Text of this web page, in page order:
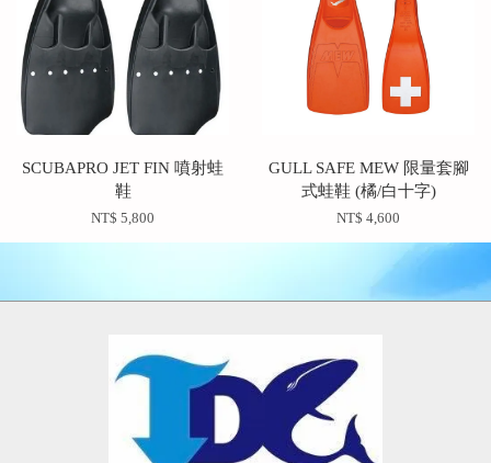
SCUBAPRO JET FIN 噴射蛙
鞋
NT$ 5,800
GULL SAFE MEW 限量套腳
式蛙鞋 (橘/白十字)
NT$ 4,600